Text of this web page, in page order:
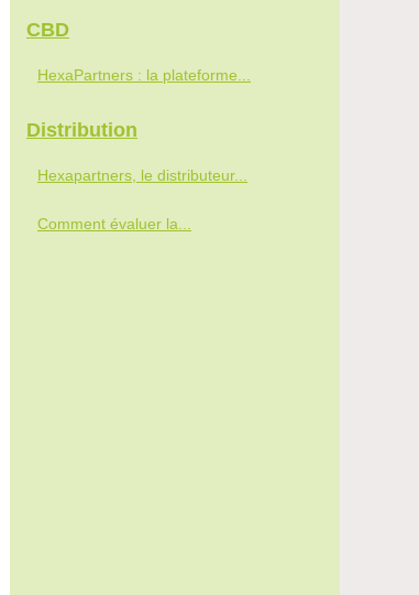
CBD
HexaPartners : la plateforme...
Distribution
Hexapartners, le distributeur...
Comment évaluer la...